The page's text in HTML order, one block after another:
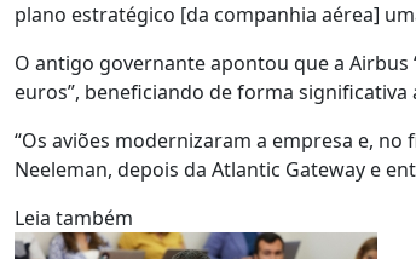
plano estratégico [da companhia aérea]
O antigo governante apontou que a Airbus
euros”, beneficiando de forma
“Os aviões modernizaram a empresa e,
Neeleman, depois da Atlantic Gateway e
Leia também